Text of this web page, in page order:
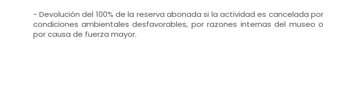
- Devolución del 100% de la reserva abonada si la actividad es cancelada por
condiciones ambientales desfavorables, por razones internas del museo o
por causa de fuerza mayor.